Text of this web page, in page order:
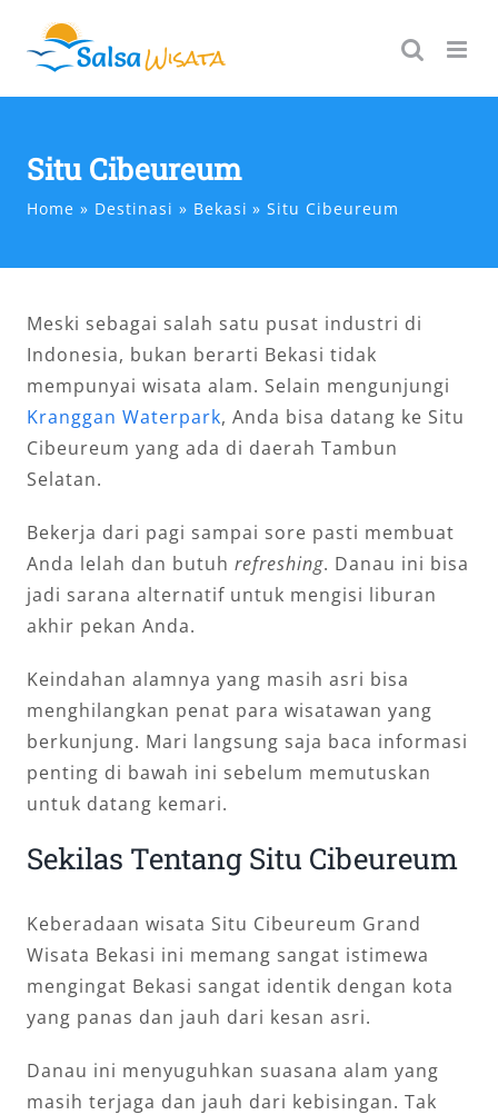
content
Situ Cibeureum
Home Destinasi Bekasi Situ Cibeureum
Meski sebagai salah satu pusat industri di
Indonesia, bukan berarti Bekasi tidak
mempunyai wisata alam. Selain mengunjungi
Kranggan Waterpark, Anda bisa datang ke Situ
Cibeureum yang ada di daerah Tambun
Selatan.
Bekerja dari pagi sampai sore pasti membuat
Anda lelah dan butuh refreshing. Danau ini bisa
jadi sarana alternatif untuk mengisi liburan
akhir pekan Anda.
Keindahan alamnya yang masih asri bisa
menghilangkan penat para wisatawan yang
berkunjung. Mari langsung saja baca informasi
penting di bawah ini sebelum memutuskan
untuk datang kemari.
Sekilas Tentang Situ Cibeureum
Keberadaan wisata Situ Cibeureum Grand
Wisata Bekasi ini memang sangat istimewa
mengingat Bekasi sangat identik dengan kota
yang panas dan jauh dari kesan asri.
Danau ini menyuguhkan suasana alam yang
masih terjaga dan jauh dari kebisingan. Tak